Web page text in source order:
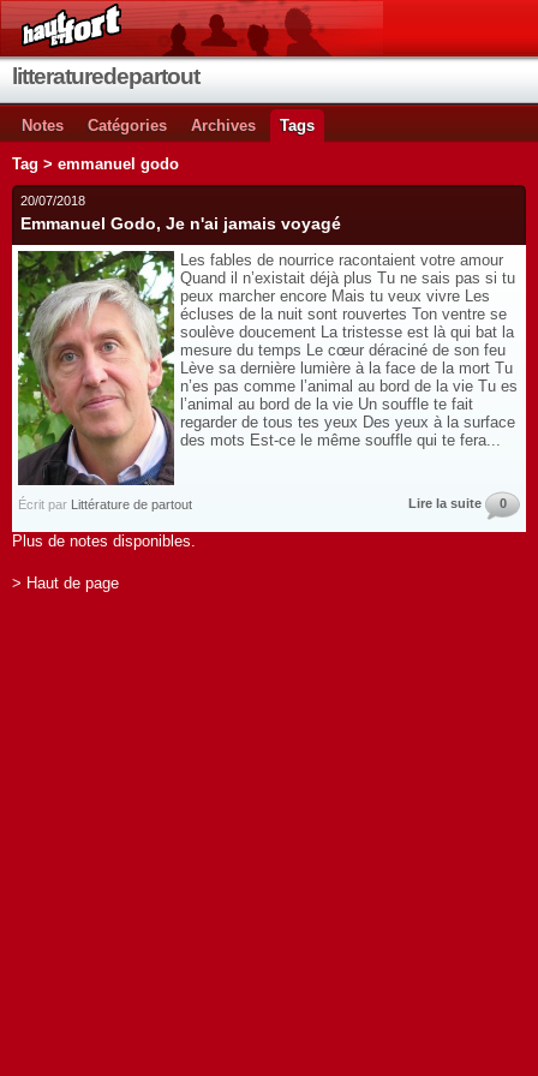
litteraturedepartout
Notes Catégories Archives Tags
Tag > emmanuel godo
20/07/2018
Emmanuel Godo, Je n'ai jamais voyagé
Les fables de nourrice racontaient votre amour
Quand il n’existait déjà plus Tu ne sais pas si tu
peux marcher encore Mais tu veux vivre Les
écluses de la nuit sont rouvertes Ton ventre se
soulève doucement La tristesse est là qui bat la
mesure du temps Le cœur déraciné de son feu
Lève sa dernière lumière à la face de la mort Tu
n’es pas comme l’animal au bord de la vie Tu es
l’animal au bord de la vie Un souffle te fait
regarder de tous tes yeux Des yeux à la surface
des mots Est-ce le même souffle qui te fera...
Écrit par Littérature de partout Lire la suite 0
Plus de notes disponibles.
> Haut de page